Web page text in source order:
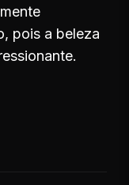
pois a beleza